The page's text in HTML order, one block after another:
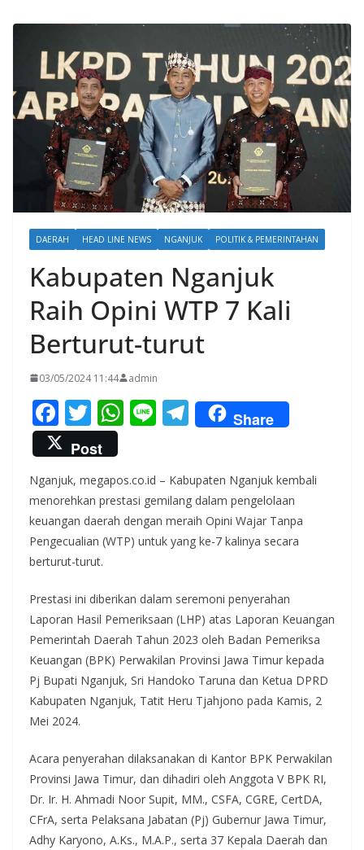
DAERAH HEAD LINE NEWS NGANJUK POLITIK & PEMERINTAHAN
Kabupaten Nganjuk
Raih Opini WTP 7 Kali
Berturut-turut
03/05/2024 11:44 admin
F
ac
e
b
o
o
k
T
w
itt
er
W
s
A
p
Li T
el
gr
a
m
Share
Post
Nganjuk, megapos.co.id – Kabupaten Nganjuk kembali
menorehkan prestasi gemilang dalam pengelolaan
keuangan daerah dengan meraih Opini Wajar Tanpa
Pengecualian (WTP) untuk yang ke-7 kalinya secara
berturut-turut.
Prestasi ini diberikan dalam seremoni penyerahan
Laporan Hasil Pemeriksaan (LHP) atas Laporan Keuangan
Pemerintah Daerah Tahun 2023 oleh Badan Pemeriksa
Keuangan (BPK) Perwakilan Provinsi Jawa Timur kepada
Pj Bupati Nganjuk, Sri Handoko Taruna dan Ketua DPRD
Kabupaten Nganjuk, Tatit Heru Tjahjono pada Kamis, 2
Mei 2024.
Acara penyerahan dilaksanakan di Kantor BPK Perwakilan
Provinsi Jawa Timur, dan dihadiri oleh Anggota V BPK RI,
Dr. Ir. H. Ahmadi Noor Supit, MM., CSFA, CGRE, CertDA,
CFrA, serta Pelaksana Jabatan (Pj) Gubernur Jawa Timur,
Adhy Karyono, A.Ks., M.A.P., serta 37 Kepala Daerah dan